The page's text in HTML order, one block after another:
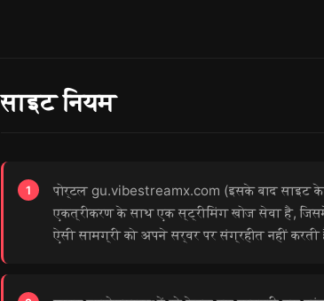
साइट नियम
पोर्टल gu.vibestreamx.com (इसके बाद साइट
एकत्रीकरण के साथ एक स्ट्रीमिंग खोज सेवा है,
ऐसी सामग्री को अपने सर्वर पर संग्रहीत नहीं करती